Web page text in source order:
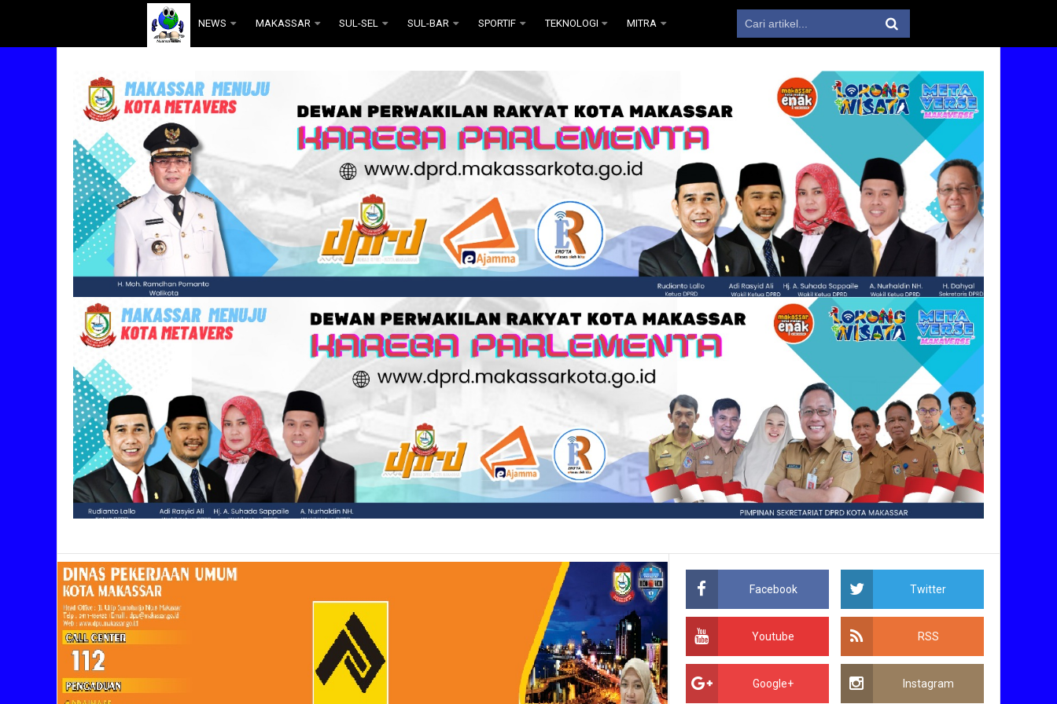
. NEWS MAKASSAR SUL-SEL SUL-BAR SPORTIF TEKNOLOGI MITRA
Facebook Twitter
Youtube RSS
Google+ Instagram